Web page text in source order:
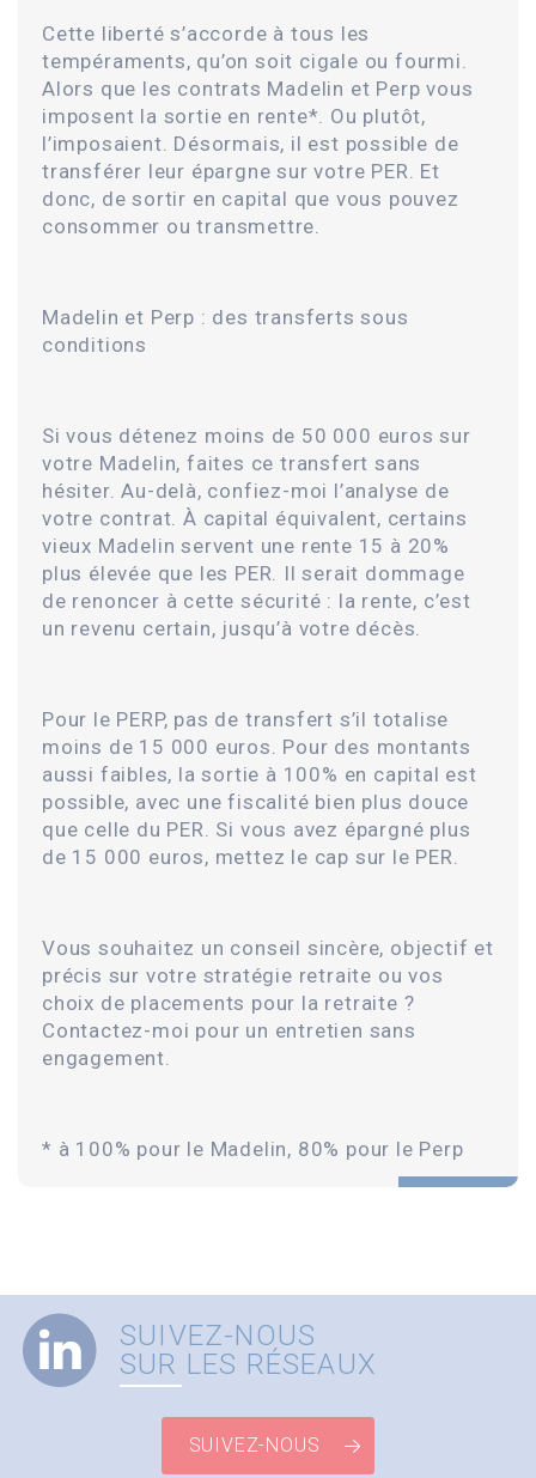
Cette liberté s’accorde à tous les
tempéraments, qu’on soit cigale ou fourmi.
Alors que les contrats Madelin et Perp vous
imposent la sortie en rente*. Ou plutôt,
l’imposaient. Désormais, il est possible de
transférer leur épargne sur votre PER. Et
donc, de sortir en capital que vous pouvez
consommer ou transmettre.
Madelin et Perp : des transferts sous
conditions
Si vous détenez moins de 50 000 euros sur
votre Madelin, faites ce transfert sans
hésiter. Au-delà, confiez-moi l’analyse de
votre contrat. À capital équivalent, certains
vieux Madelin servent une rente 15 à 20%
plus élevée que les PER. Il serait dommage
de renoncer à cette sécurité : la rente, c’est
un revenu certain, jusqu’à votre décès.
Pour le PERP, pas de transfert s’il totalise
moins de 15 000 euros. Pour des montants
aussi faibles, la sortie à 100% en capital est
possible, avec une fiscalité bien plus douce
que celle du PER. Si vous avez épargné plus
de 15 000 euros, mettez le cap sur le PER.
Vous souhaitez un conseil sincère, objectif et
précis sur votre stratégie retraite ou vos
choix de placements pour la retraite ?
Contactez-moi pour un entretien sans
engagement.
* à 100% pour le Madelin, 80% pour le Perp
SUIVEZ-NOUS
SUR LES RÉSEAUX
SUIVEZ-NOUS